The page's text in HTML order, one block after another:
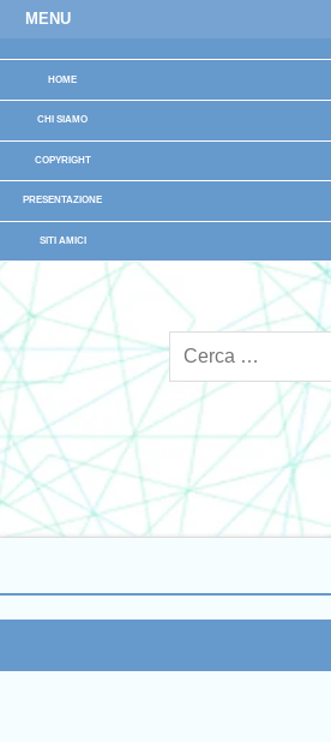
MENU
HOME
CHI SIAMO
COPYRIGHT
PRESENTAZIONE
SITI AMICI